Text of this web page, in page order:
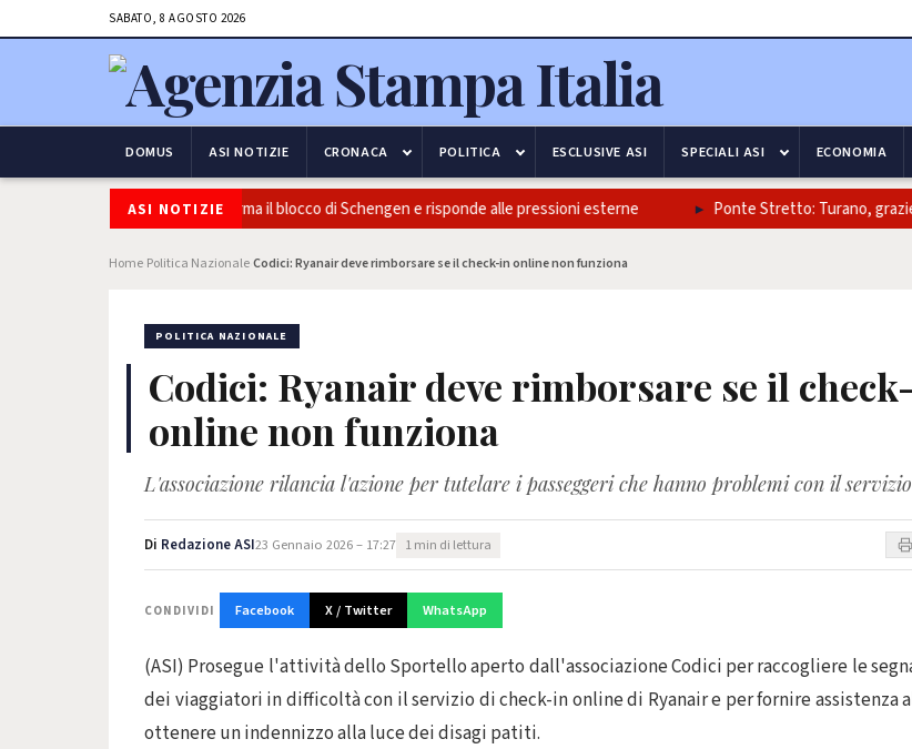
SABATO, 8 AGOSTO 2026
DOMUS ASI NOTIZIE CRONACA POLITICA ESCLUSIVE ASI SPECIALI ASI ECONOMIA
ASI NOTIZIE
e frontiere: l’Italia conferma il blocco di Schengen e risponde alle pressioni esterne Ponte Stretto: Turano, grazie al
Home Politica NazionaleCodici: Ryanair deve rimborsare se il check-in online non funziona
POLITICA NAZIONALE
Codici: Ryanair deve rimborsare se il
online non funziona
L'associazione rilancia l'azione per tutelare i passeggeri che hanno problemi con il servizio
Di Redazione ASI23 Gennaio 2026 – 17:27 1 min di lettura
CONDIVIDI Facebook X / Twitter WhatsApp
(ASI) Prosegue l'attività dello Sportello aperto dall'associazione Codici per raccogliere le
dei viaggiatori in difficoltà con il servizio di check-in online di Ryanair e per fornire assistenza
ottenere un indennizzo alla luce dei disagi patiti.